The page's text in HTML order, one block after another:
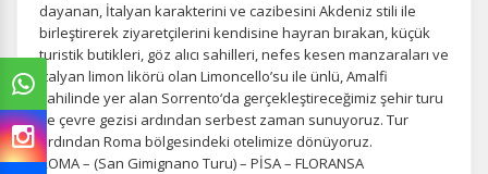
dayanan, İtalyan karakterini ve cazibesini Akdeniz stili ile
birleştirerek ziyaretçilerini kendisine hayran bırakan, küçük
turistik butikleri, göz alıcı sahilleri, nefes kesen manzaraları ve
İtalyan limon likörü olan Limoncello’su ile ünlü, Amalfi
sahilinde yer alan Sorrento‘da gerçekleştireceğimiz şehir turu
ve çevre gezisi ardından serbest zaman sunuyoruz. Tur
ardından Roma bölgesindeki otelimize dönüyoruz.
ROMA – (San Gimignano Turu) – PİSA – FLORANSA